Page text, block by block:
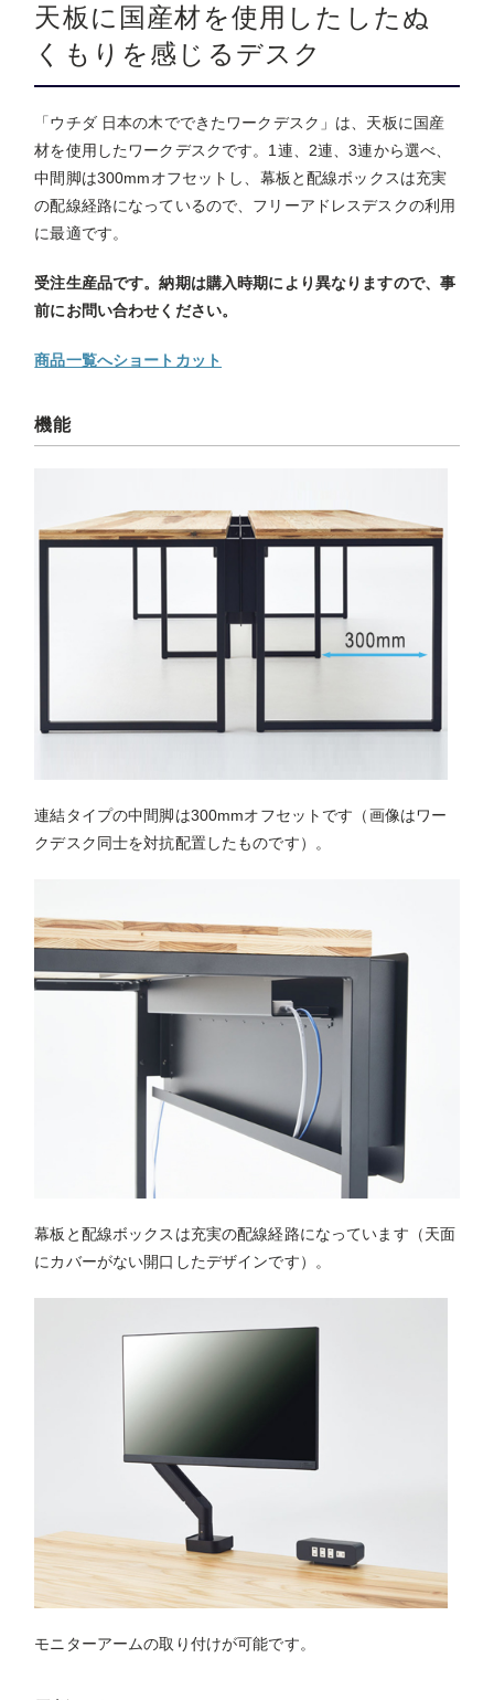
天板に国産材を使用したしたぬ
くもりを感じるデスク
「ウチダ 日本の木でできたワークデスク」は、天板に国産
材を使用したワークデスクです。1連、2連、3連から選べ、
中間脚は300mmオフセットし、幕板と配線ボックスは充実
の配線経路になっているので、フリーアドレスデスクの利用
に最適です。
受注生産品です。納期は購入時期により異なりますので、事
前にお問い合わせください。
商品一覧へショートカット
機能
連結タイプの中間脚は300mmオフセットです（画像はワー
クデスク同士を対抗配置したものです）。
幕板と配線ボックスは充実の配線経路になっています（天面
にカバーがない開口したデザインです）。
モニターアームの取り付けが可能です。